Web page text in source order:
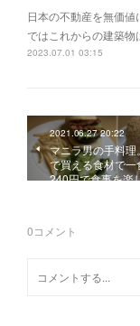
日本の不動産を無価値
ではこれからの建築物
2023.07.01 03:15
2021.06.27 20:22
マニラ男の手料理
で買える食材で一
240円で食事を楽
0コメント